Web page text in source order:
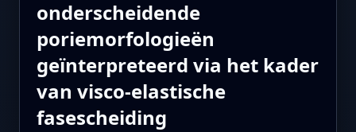
onderscheidende
poriemorfologieën
geïnterpreteerd via het kader
van visco-elastische
fasescheiding